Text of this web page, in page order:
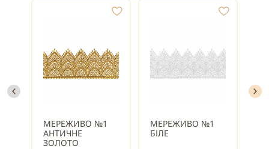
МЕРЕЖИВО №1
АНТИЧНЕ
ЗОЛОТО
МЕРЕЖИВО №1
БІЛЕ